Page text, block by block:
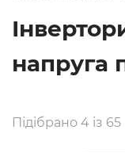
напруга
Підібрано 4 із 65